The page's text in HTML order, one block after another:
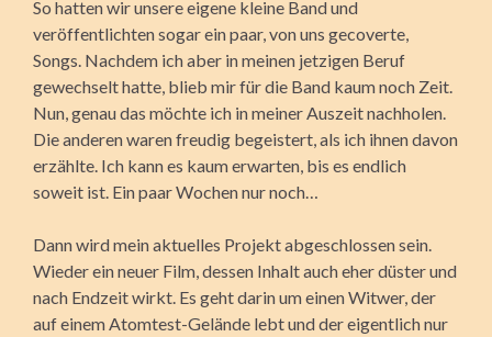
So hatten wir unsere eigene kleine Band und
veröffentlichten sogar ein paar, von uns gecoverte,
Songs. Nachdem ich aber in meinen jetzigen Beruf
gewechselt hatte, blieb mir für die Band kaum noch Zeit.
Nun, genau das möchte ich in meiner Auszeit nachholen.
Die anderen waren freudig begeistert, als ich ihnen davon
erzählte. Ich kann es kaum erwarten, bis es endlich
soweit ist. Ein paar Wochen nur noch…
Dann wird mein aktuelles Projekt abgeschlossen sein.
Wieder ein neuer Film, dessen Inhalt auch eher düster und
nach Endzeit wirkt. Es geht darin um einen Witwer, der
auf einem Atomtest-Gelände lebt und der eigentlich nur